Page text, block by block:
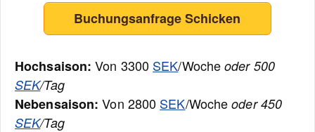
Buchungsanfrage Schicken
Hochsaison: Von 3300 SEK/Wocheoder 500
SEK/Tag
Nebensaison: Von 2800 SEK/Wocheoder 450
SEK/Tag